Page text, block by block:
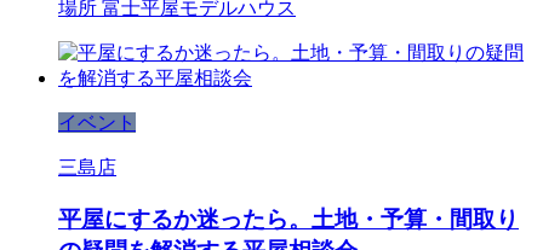
場所 富士平屋モデルハウス
イベント
三島店
平屋にするか迷ったら。土地・予算・間取り